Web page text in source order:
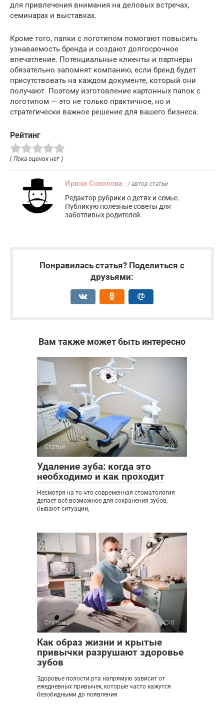
для привлечения внимания на деловых встречах,
семинарах и выставках.
Кроме того, папки с логотипом помогают повысить
узнаваемость бренда и создают долгосрочное
впечатление. Потенциальные клиенты и партнеры
обязательно запомнят компанию, если бренд будет
присутствовать на каждом документе, который они
получают. Поэтому изготовление картонных папок с
логотипом — это не только практичное, но и
стратегически важное решение для вашего бизнеса.
Рейтинг
( Пока оценок нет )
Ирина Соколова / автор статьи
Редактор рубрики о детях и семье.
Публикую полезные советы для
заботливых родителей.
Понравилась статья? Поделиться с
друзьями:
Вам также может быть интересно
Статьи 0
Удаление зуба: когда это
необходимо и как проходит
Несмотря на то что современная стоматология
делает всё возможное для сохранения зубов,
бывают ситуации,
Статьи 0
Как образ жизни и крытые
привычки разрушают здоровье
зубов
Здоровье полости рта напрямую зависит от
ежедневных привычек, которые часто кажутся
безобидными до появления